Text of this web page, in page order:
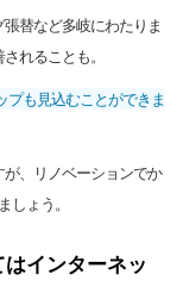
替など多岐にわたりま
れることも。
プも見込むことができま
、リノベーションでか
ょう。
インターネッ